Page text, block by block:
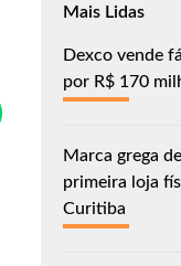
Mais Lidas
Dexco vende
por R$ 170
Marca grega
primeira loja
Curitiba